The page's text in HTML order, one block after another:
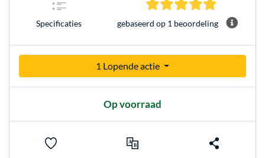
Specificaties gebaseerd op 1 beoordeling
1 Lopende actie
Op voorraad